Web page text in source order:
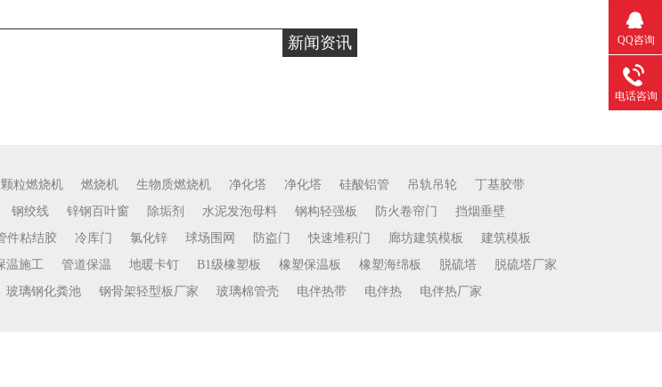
新闻资讯
粒燃烧机 燃烧机 生物质燃烧机 净化塔 净化塔 硅酸铝管 吊轨吊轮
丁基胶带
钢绞线 锌钢百叶窗 除垢剂 水泥发泡母料 钢构轻强板 防火卷帘门
挡烟垂壁
件粘结胶 冷库门 氯化锌 球场围网 防盗门 快速堆积门 廊坊建筑模板
建筑模板
温施工 管道保温 地暖卡钉 B1级橡塑板 橡塑保温板 橡塑海绵板 脱硫塔
脱硫塔厂家
玻璃钢化粪池 钢骨架轻型板厂家 玻璃棉管壳 电伴热带 电伴热 电伴热厂家
QQ咨询
电话咨询